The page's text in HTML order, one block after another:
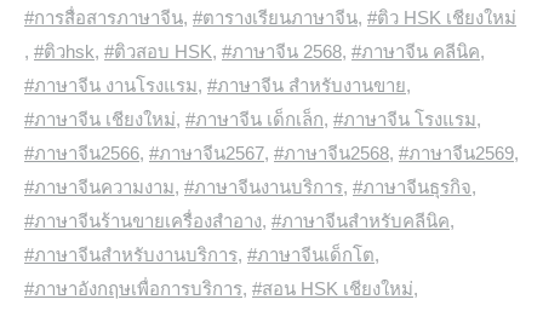
#การสื่อสารภาษาจีน, #ตารางเรียนภาษาจีน, #ติว HSK เชียงใหม่
, #ติวhsk, #ติวสอบ HSK, #ภาษาจีน 2568, #ภาษาจีน คลีนิค,
#ภาษาจีน งานโรงแรม, #ภาษาจีน สำหรับงานขาย,
#ภาษาจีน เชียงใหม่, #ภาษาจีน เด็กเล็ก, #ภาษาจีน โรงแรม,
#ภาษาจีน2566, #ภาษาจีน2567, #ภาษาจีน2568, #ภาษาจีน2569,
#ภาษาจีนความงาม, #ภาษาจีนงานบริการ, #ภาษาจีนธุรกิจ,
#ภาษาจีนร้านขายเครื่องสำอาง, #ภาษาจีนสำหรับคลีนิค,
#ภาษาจีนสำหรับงานบริการ, #ภาษาจีนเด็กโต,
#ภาษาอังกฤษเพื่อการบริการ, #สอน HSK เชียงใหม่,